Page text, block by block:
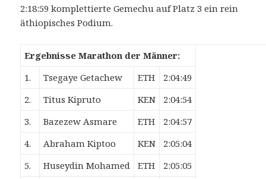
2:18:59 komplettierte Gemechu auf Platz 3 ein rein
äthiopisches Podium.
Ergebnisse Marathon der Männer:
1.
Tsegaye Getachew ETH
2:04:49
2.
Titus Kipruto KEN
2:04:54
3.
Bazezew Asmare ETH
2:04:57
4.
Abraham Kiptoo KEN
2:05:04
5.
Huseydin Mohamed ETH
2:05:05